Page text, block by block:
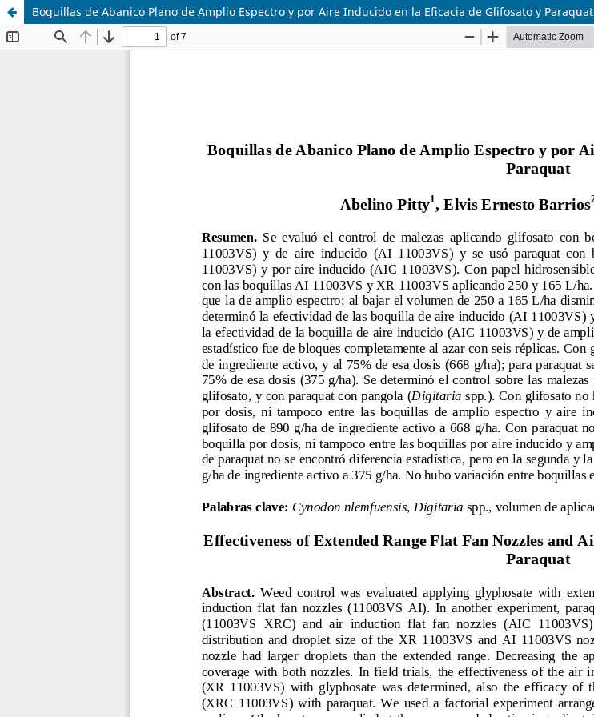
Boquillas de Abanico Plano de Amplio Espectro y por Aire Inducido en la Eficacia de Glifosato y Paraquat